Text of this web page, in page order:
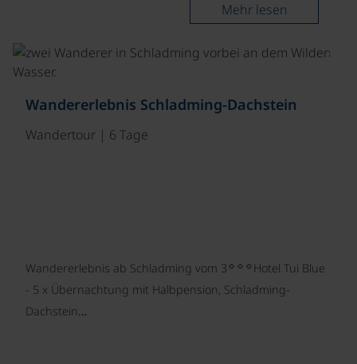
Mehr lesen
©
Wandererlebnis Schladming-Dachstein
Wandertour | 6 Tage
Wandererlebnis ab Schladming vom 3☼☼☼Hotel Tui Blue
- 5 x Übernachtung mit Halbpension, Schladming-
Dachstein…